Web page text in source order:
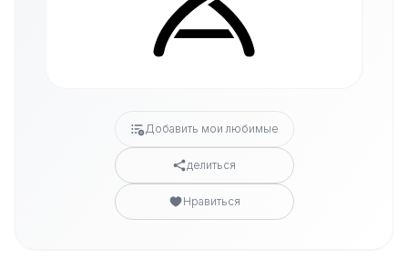
Добавить мои любимые
делиться
Нравиться